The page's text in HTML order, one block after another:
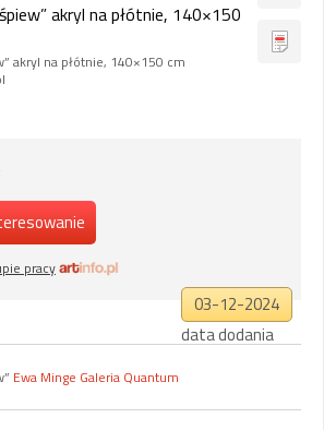
akryl na płótnie, 140×150
akryl na płótnie, 140×150 cm
pracy
03-12-2024
data dodania
Ewa Minge Galeria Quantum